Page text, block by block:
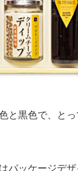
と黒色で、と
パッケージデ